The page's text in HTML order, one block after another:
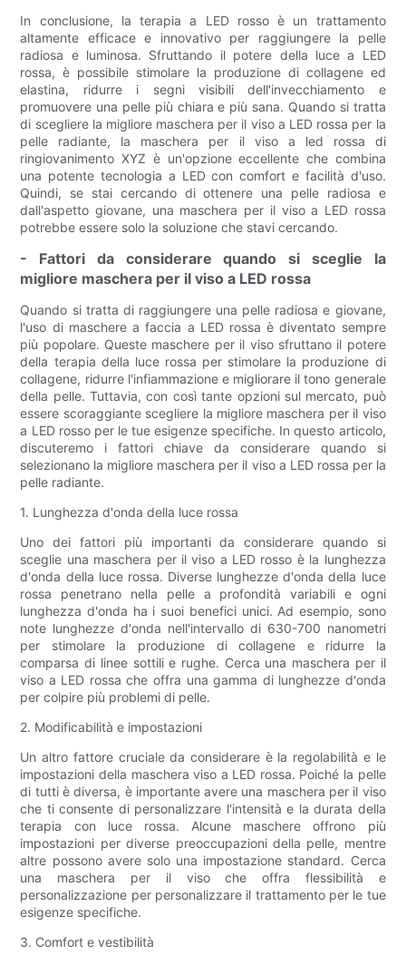
In conclusione, la terapia a LED rosso è un trattamento
altamente efficace e innovativo per raggiungere la pelle
radiosa e luminosa. Sfruttando il potere della luce a LED
rossa, è possibile stimolare la produzione di collagene ed
elastina, ridurre i segni visibili dell'invecchiamento e
promuovere una pelle più chiara e più sana. Quando si tratta
di scegliere la migliore maschera per il viso a LED rossa per la
pelle radiante, la maschera per il viso a led rossa di
ringiovanimento XYZ è un'opzione eccellente che combina
una potente tecnologia a LED con comfort e facilità d'uso.
Quindi, se stai cercando di ottenere una pelle radiosa e
dall'aspetto giovane, una maschera per il viso a LED rossa
potrebbe essere solo la soluzione che stavi cercando.
- Fattori da considerare quando si sceglie la
migliore maschera per il viso a LED rossa
Quando si tratta di raggiungere una pelle radiosa e giovane,
l'uso di maschere a faccia a LED rossa è diventato sempre
più popolare. Queste maschere per il viso sfruttano il potere
della terapia della luce rossa per stimolare la produzione di
collagene, ridurre l'infiammazione e migliorare il tono generale
della pelle. Tuttavia, con così tante opzioni sul mercato, può
essere scoraggiante scegliere la migliore maschera per il viso
a LED rosso per le tue esigenze specifiche. In questo articolo,
discuteremo i fattori chiave da considerare quando si
selezionano la migliore maschera per il viso a LED rossa per la
pelle radiante.
1. Lunghezza d'onda della luce rossa
Uno dei fattori più importanti da considerare quando si
sceglie una maschera per il viso a LED rosso è la lunghezza
d'onda della luce rossa. Diverse lunghezze d'onda della luce
rossa penetrano nella pelle a profondità variabili e ogni
lunghezza d'onda ha i suoi benefici unici. Ad esempio, sono
note lunghezze d'onda nell'intervallo di 630-700 nanometri
per stimolare la produzione di collagene e ridurre la
comparsa di linee sottili e rughe. Cerca una maschera per il
viso a LED rossa che offra una gamma di lunghezze d'onda
per colpire più problemi di pelle.
2. Modificabilità e impostazioni
Un altro fattore cruciale da considerare è la regolabilità e le
impostazioni della maschera viso a LED rossa. Poiché la pelle
di tutti è diversa, è importante avere una maschera per il viso
che ti consente di personalizzare l'intensità e la durata della
terapia con luce rossa. Alcune maschere offrono più
impostazioni per diverse preoccupazioni della pelle, mentre
altre possono avere solo una impostazione standard. Cerca
una maschera per il viso che offra flessibilità e
personalizzazione per personalizzare il trattamento per le tue
esigenze specifiche.
3. Comfort e vestibilità